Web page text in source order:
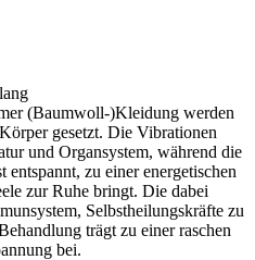
(Baumwoll-)Kleidung werden
gesetzt. Die Vibrationen
und Organsystem, während die
zu einer energetischen
zur Ruhe bringt. Die dabei
Selbstheilungskräfte zu
trägt zu einer raschen
bei.